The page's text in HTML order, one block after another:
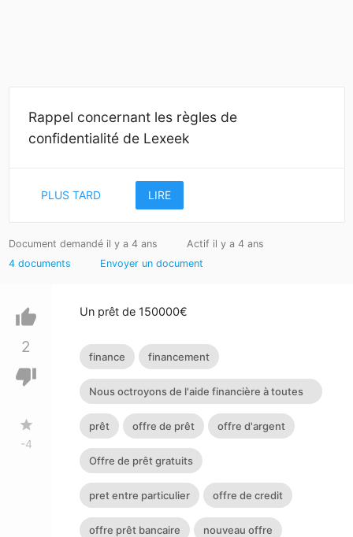
Rappel concernant les règles de
confidentialité de Lexeek
PLUS TARD LIRE
Document demandé il y a 4 ans
Actif il y a 4 ans
4 documents
Envoyer un document
thumb_up
2
thumb_down
star
-4
Un prêt de 150000€
finance financement
Nous octroyons de l'aide financière à toutes
personnes ayant dan
prêt offre de prêt offre d'argent
Offre de prêt gratuits
pret entre particulier offre de credit
offre prêt bancaire nouveau offre